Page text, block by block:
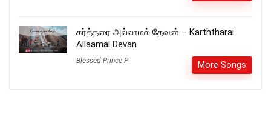
கர்த்தரை அல்லாமல் தேவன் – Karththarai
Allaamal Devan
Blessed Prince P More Songs